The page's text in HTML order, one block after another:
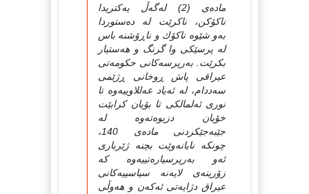
ماده‌ی (2) له‌گه‌ڵ یه‌كتریدا
ناكۆكن، ناكرێت له‌ ده‌ستوردا
به‌و شێوه‌ ناكۆك و ناڕۆشنه‌ باس
له‌ پرسێكی وا گرنگ و هه‌ستیار
بكرێت. به‌رپرسه‌كانی حكومه‌تی
عیراقی پاش ڕوخانی ڕژێمی
سه‌ددام، له‌ ئه‌یاد عه‌للاوییه‌وه‌ تا
نوری ئه‌لمالكی تا بۆیان كرابێت
خۆیان دزیوه‌ته‌وه‌ له‌
جێبه‌جێكردنی ماده‌ی 140،
چونكه‌ نایانه‌وێت بچنه‌ ژێرباری
ئه‌و به‌رپرسیاره‌تییه‌وه‌ كه‌
زۆرینه‌ی لایه‌نه‌ سیاسییه‌كانی
عیراق دژایه‌تی ئه‌كه‌ن و هه‌وڵی